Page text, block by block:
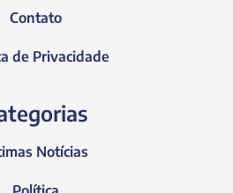
Contato
de Privacidade
Notícias